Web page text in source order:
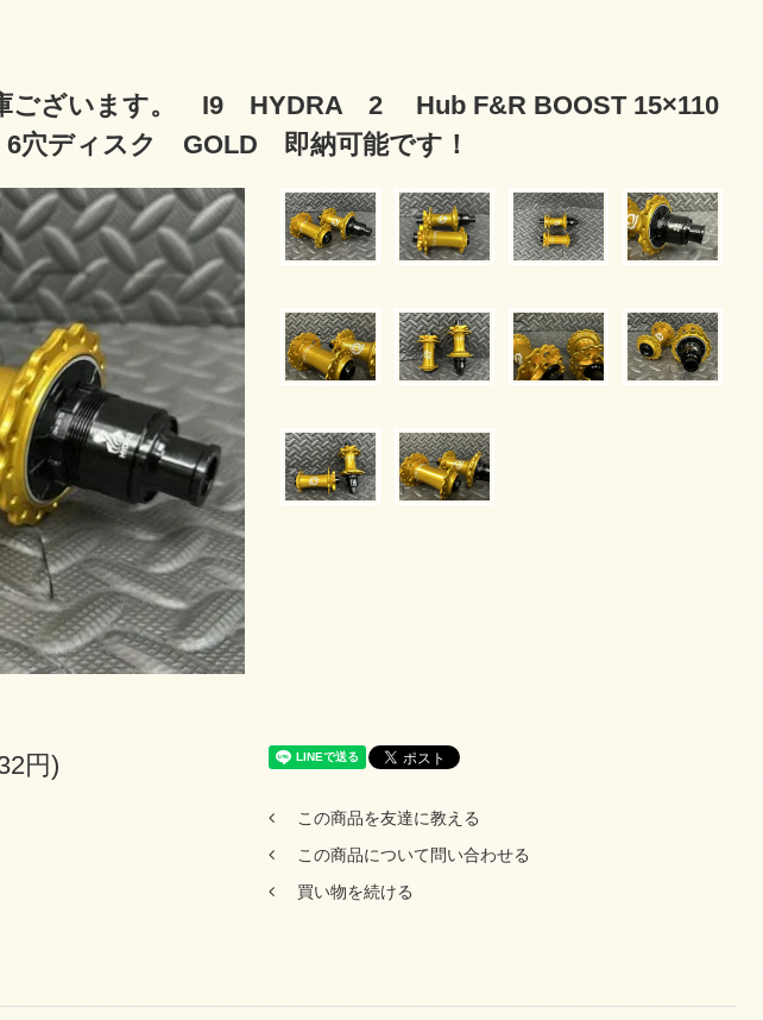
ございます。 I9 HYDRA 2 Hub F&R BOOST 15×110
穴ディスク GOLD 即納可能です！
円)
この商品を友達に教える
この商品について問い合わせる
買い物を続ける